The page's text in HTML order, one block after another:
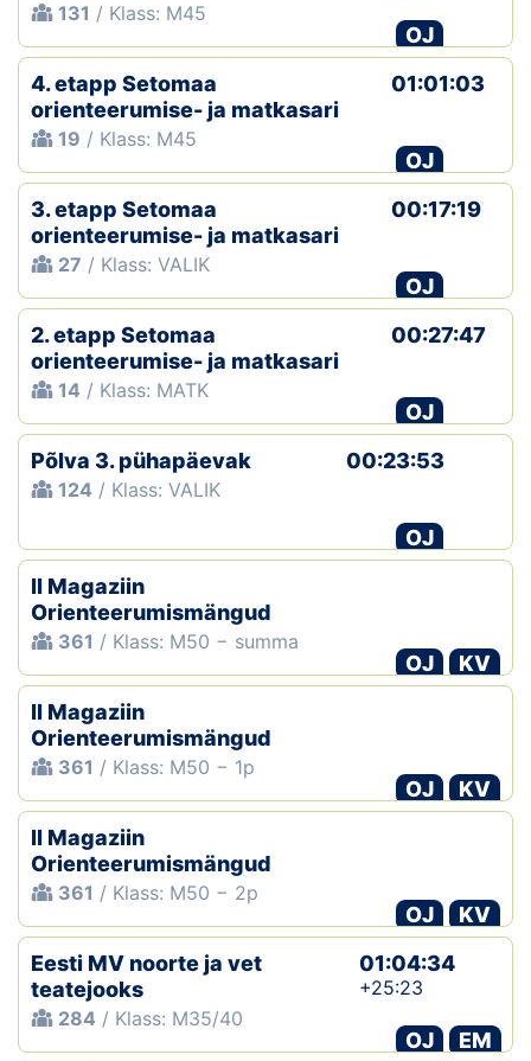
131 / Klass: M45
OJ
4. etapp Setomaa
orienteerumise- ja matkasari
19 / Klass: M45
01:01:03
OJ
3. etapp Setomaa
orienteerumise- ja matkasari
27 / Klass: VALIK
00:17:19
OJ
2. etapp Setomaa
orienteerumise- ja matkasari
14 / Klass: MATK
00:27:47
OJ
Põlva 3. pühapäevak
124 / Klass: VALIK
00:23:53
OJ
II Magaziin
Orienteerumismängud
361 / Klass: M50 − summa
OJ
KV
II Magaziin
Orienteerumismängud
361 / Klass: M50 − 1p
OJ
KV
II Magaziin
Orienteerumismängud
361 / Klass: M50 − 2p
OJ
KV
Eesti MV noorte ja vet
teatejooks
284 / Klass: M35/40
01:04:34
+25:23
OJ
EM